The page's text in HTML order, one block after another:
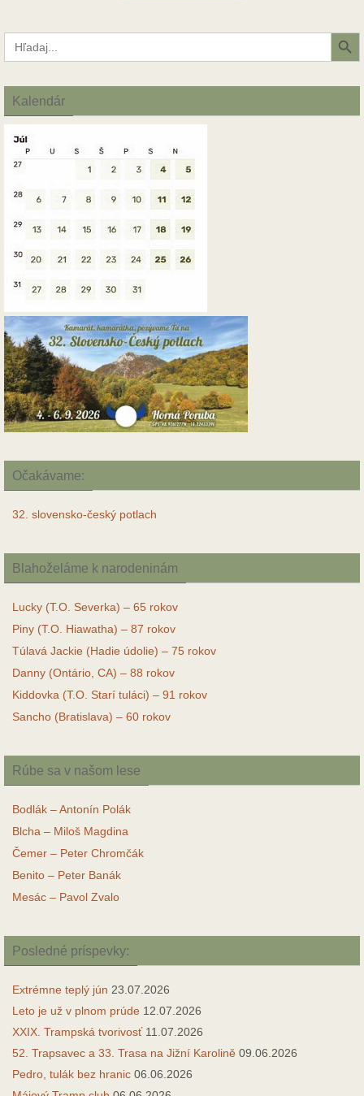
Search
for:
Search Button
Kalendár
Očakávame:
32. slovensko-český potlach
Blahoželáme k narodeninám
Lucky (T.O. Severka) – 65 rokov
Piny (T.O. Hiawatha) – 87 rokov
Túlavá Jackie (Hadie údolie) – 75 rokov
Danny (Ontário, CA) – 88 rokov
Kiddovka (T.O. Starí tuláci) – 91 rokov
Sancho (Bratislava) – 60 rokov
Rúbe sa v našom lese
Bodlák – Antonín Polák
Blcha – Miloš Magdina
Čemer – Peter Chromčák
Benito – Peter Banák
Mesác – Pavol Zvalo
Posledné príspevky:
Extrémne teplý jún 23.07.2026
Leto je už v plnom prúde 12.07.2026
XXIX. Trampská tvorivosť 11.07.2026
52. Trapsavec a 33. Trasa na Jižní Karolině 09.06.2026
Pedro, tulák bez hranic 06.06.2026